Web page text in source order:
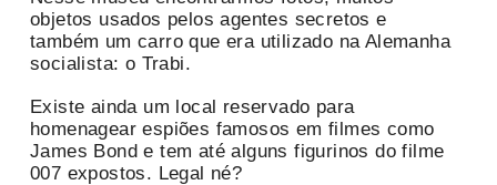
objetos usados pelos agentes secretos e
também um carro que era utilizado na Alemanha
socialista: o Trabi.
Existe ainda um local reservado para
homenagear espiões famosos em filmes como
James Bond e tem até alguns figurinos do filme
007 expostos. Legal né?